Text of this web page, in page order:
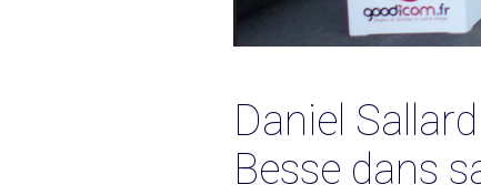
Daniel
Besse dans